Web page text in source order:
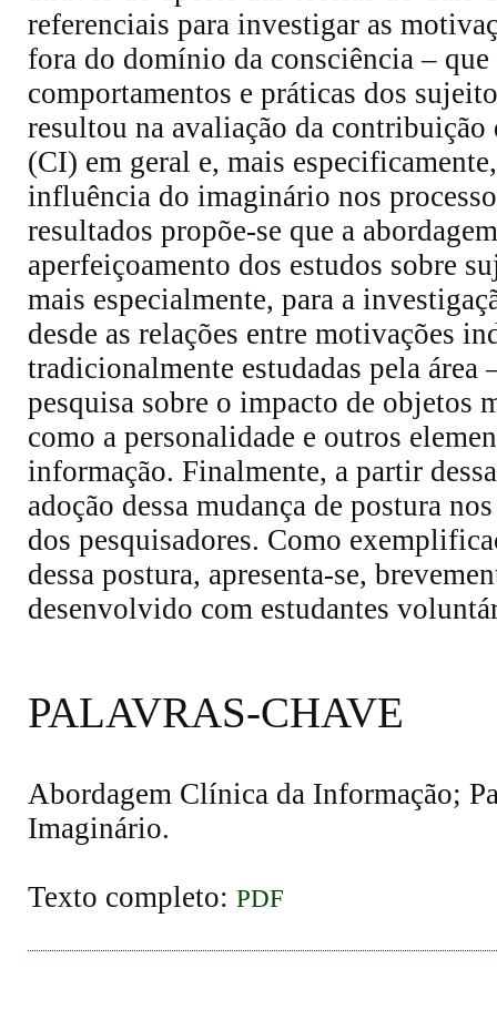
referenciais para investigar as
fora do domínio da consciência –
comportamentos e práticas dos
resultou na avaliação da
(CI) em geral e, mais
influência do imaginário nos
resultados propõe-se que a
aperfeiçoamento dos estudos sobre
mais especialmente, para a
desde as relações entre motivações
tradicionalmente estudadas pela área
pesquisa sobre o impacto de objetos
como a personalidade e outros
informação. Finalmente, a partir
adoção dessa mudança de postura
dos pesquisadores. Como
dessa postura, apresenta-se,
desenvolvido com estudantes
PALAVRAS-CHAVE
Abordagem Clínica da Informação;
Imaginário.
Texto completo: PDF